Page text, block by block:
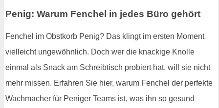
Penig: Warum Fenchel in jedes Büro gehört
Fenchel im Obstkorb Penig? Das klingt im ersten Moment
vielleicht ungewöhnlich. Doch wer die knackige Knolle
einmal als Snack am Schreibtisch probiert hat, will sie nicht
mehr missen. Erfahren Sie hier, warum Fenchel der perfekte
Wachmacher für Peniger Teams ist, was ihn so gesund